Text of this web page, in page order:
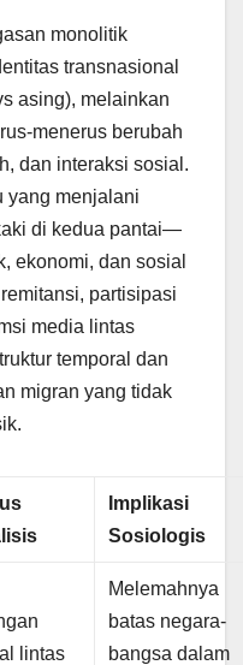
monolitik
transnasional
asing), melainkan
menerus berubah
dan interaksi sosial.
yang menjalani
di kedua pantai—
ekonomi, dan sosial
partisipasi
media lintas
temporal dan
migran yang tidak
Implikasi
Sosiologis
lintas
Melemahnya
batas negara-
bangsa dalam